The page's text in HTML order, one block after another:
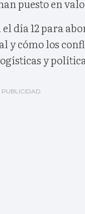
puesto en
día 12 para
y cómo los
y